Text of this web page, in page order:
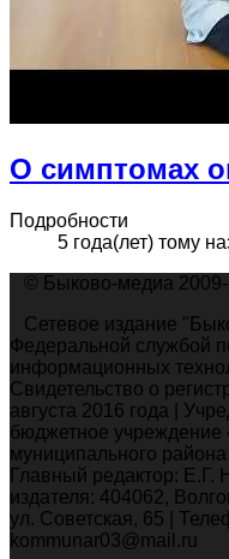
О симптомах
Подробности
5 года(лет) тому
© Быково-медиа 2009-
Сетевое издание
Федеральной службой
информационных
Свидетельство о
августа 2016 года |
бюджетное
муниципального района
Главный редактор: Е.Г.
издателя: 404062,
ул. Советская, 65 |
kommunar03@mail.ru